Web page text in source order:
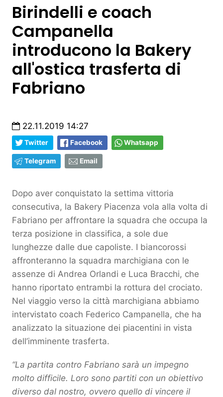
Birindelli e coach
Campanella
introducono la Bakery
all'ostica trasferta di
Fabriano
22.11.2019 14:27
Twitter Facebook Whatsapp
Telegram Email
Dopo aver conquistato la settima vittoria
consecutiva, la Bakery Piacenza vola alla volta di
Fabriano per affrontare la squadra che occupa la
terza posizione in classifica, a sole due
lunghezze dalle due capoliste. I biancorossi
affronteranno la squadra marchigiana con le
assenze di Andrea Orlandi e Luca Bracchi, che
hanno riportato entrambi la rottura del crociato.
Nel viaggio verso la città marchigiana abbiamo
intervistato coach Federico Campanella, che ha
analizzato la situazione dei piacentini in vista
dell’imminente trasferta.
“La partita contro Fabriano sarà un impegno
molto difficile. Loro sono partiti con un obiettivo
diverso dal nostro, ovvero quello di vincere il